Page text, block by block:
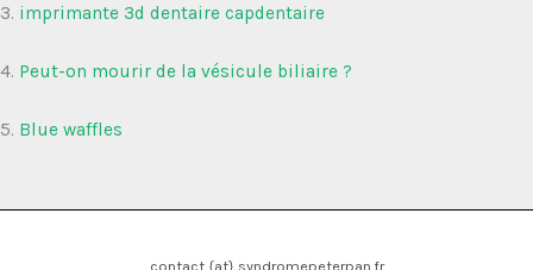
3. imprimante 3d dentaire capdentaire
4. Peut-on mourir de la vésicule biliaire ?
5. Blue waffles
contact {at} syndromepeterpan.fr